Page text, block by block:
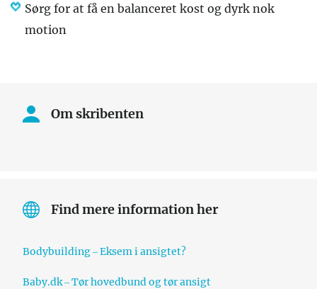
Sørg for at få en balanceret kost og dyrk nok
motion
Om skribenten
Find mere information her
Bodybuilding – Eksem i ansigtet?
Baby.dk – Tør hovedbund og tør ansigt